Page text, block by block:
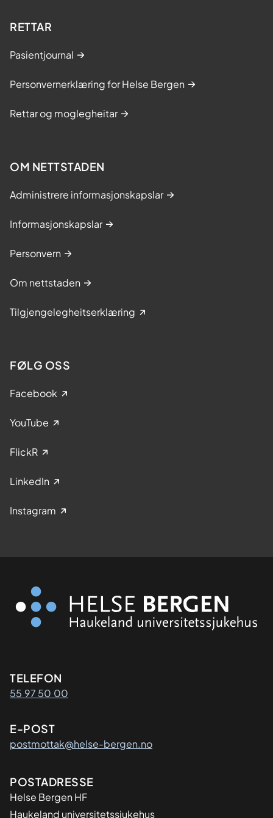
RETTAR
Pasientjournal
Personvernerklæring for Helse Bergen
Rettar og moglegheitar
OM NETTSTADEN
Administrere informasjonskapslar
Informasjonskapslar
Personvern
Om nettstaden
Tilgjengelegheitserklæring
FØLG OSS
Facebook
YouTube
FlickR
LinkedIn
Instagram
Kontaktinformasjon
TELEFON
55 97 50 00
E-POST
postmottak@helse-bergen.no
Adresse
POSTADRESSE
Helse Bergen HF
Haukeland universitetssjukehus